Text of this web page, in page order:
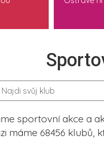
sportovní akce a
máme 68456 klubů,